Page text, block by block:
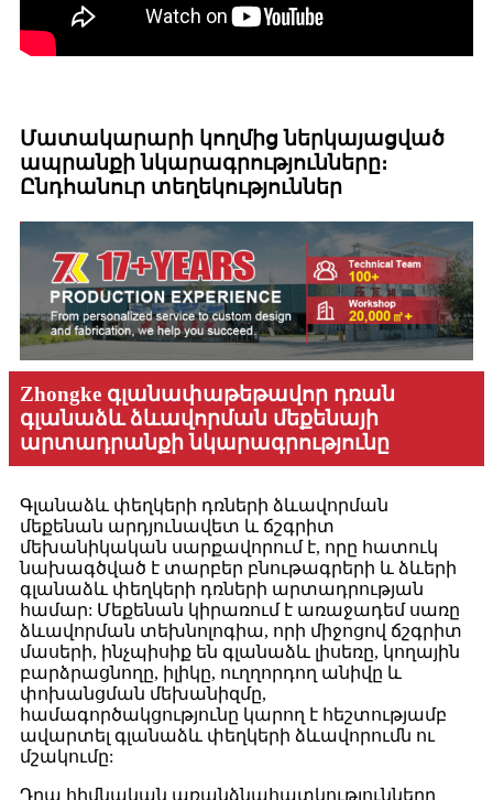
Մատակարարի կողմից ներկայացված
ապրանքի նկարագրությունները։
Ընդհանուր տեղեկություններ
Zhongke գլանափաթեթավոր դռան
գլանաձև ձևավորման մեքենայի
արտադրանքի նկարագրությունը
Գլանաձև փեղկերի դռների ձևավորման
մեքենան արդյունավետ և ճշգրիտ
մեխանիկական սարքավորում է, որը հատուկ
նախագծված է տարբեր բնութագրերի և ձևերի
գլանաձև փեղկերի դռների արտադրության
համար: Մեքենան կիրառում է առաջադեմ սառը
ձևավորման տեխնոլոգիա, որի միջոցով ճշգրիտ
մասերի, ինչպիսիք են գլանաձև լիսեռը, կողային
բարձրացնողը, իլիկը, ուղղորդող անիվը և
փոխանցման մեխանիզմը,
համագործակցությունը կարող է հեշտությամբ
ավարտել գլանաձև փեղկերի ձևավորումն ու
մշակումը:
Դրա հիմնական առանձնահատկությունները